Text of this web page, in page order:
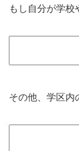
もし自分が学校
その他、学区内